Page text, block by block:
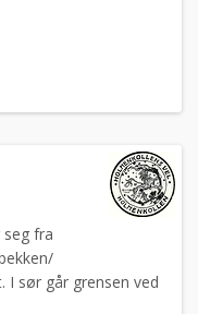
fra
I sør går grensen ved